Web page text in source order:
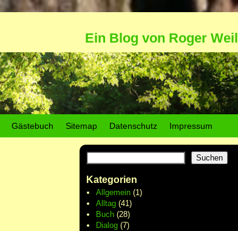
Ein Blog von Roger Weil
Gästebuch Sitemap Datenschutz Impressum
Suchen
Kategorien
Allgemein(1)
Alltag(41)
Buch(28)
Dialog(7)